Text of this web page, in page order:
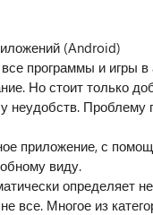
(Android)
программы и игры
Но стоит только
неудобств. Проблему
приложение, с
виду.
определяет
все. Многое из